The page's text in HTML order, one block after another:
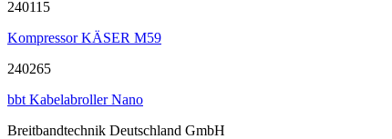
240115
Kompressor KÄSER M59
240265
bbt Kabelabroller Nano
Breitbandtechnik Deutschland GmbH